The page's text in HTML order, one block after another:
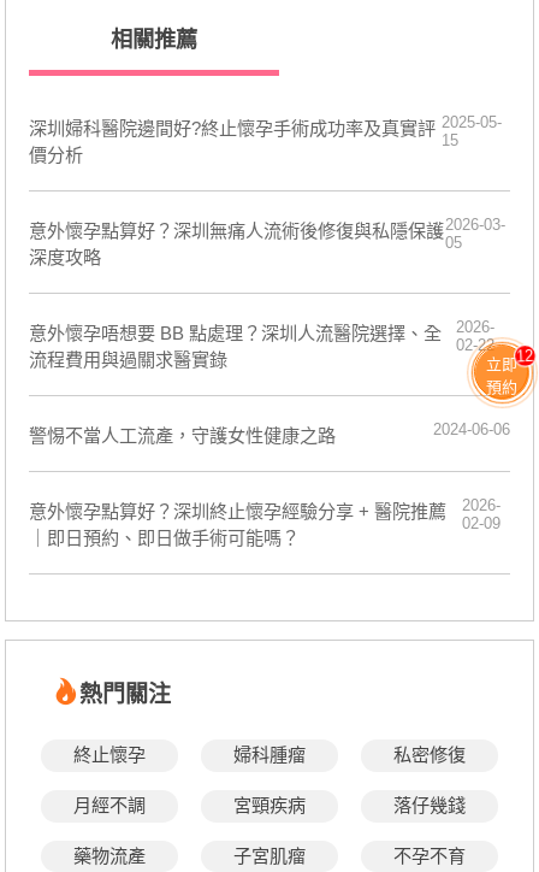
相關推薦
深圳婦科醫院邊間好?終止懷孕手術成功率及真實評
價分析
2025-05-
15
意外懷孕點算好？深圳無痛人流術後修復與私隱保護
深度攻略
2026-03-
05
意外懷孕唔想要 BB 點處理？深圳人流醫院選擇、全
流程費用與過關求醫實錄
2026-
02-22
警惕不當人工流產，守護女性健康之路 2024-06-06
意外懷孕點算好？深圳終止懷孕經驗分享 + 醫院推薦
｜即日預約、即日做手術可能嗎？
2026-
02-09
熱門關注
終止懷孕 婦科腫瘤 私密修復
月經不調 宮頸疾病 落仔幾錢
藥物流產 子宮肌瘤 不孕不育
立即
預約
12